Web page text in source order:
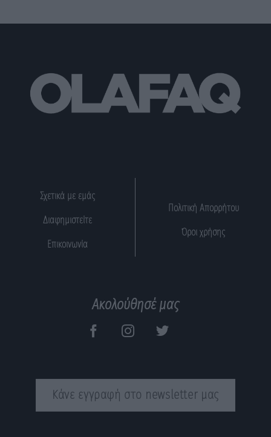
Σχετικά με εμάς
Διαφημιστείτε
Επικοινωνία
Πολιτική Απορρήτου
Όροι χρήσης
Ακολούθησέ μας
Κάνε εγγραφή στο newsletter μας